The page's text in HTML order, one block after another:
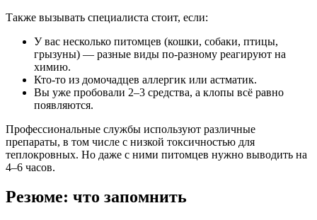
Также вызывать специалиста стоит, если:
У вас несколько питомцев (кошки, собаки, птицы,
грызуны) — разные виды по-разному реагируют на
химию.
Кто-то из домочадцев аллергик или астматик.
Вы уже пробовали 2–3 средства, а клопы всё равно
появляются.
Профессиональные службы используют различные
препараты, в том числе с низкой токсичностью для
теплокровных. Но даже с ними питомцев нужно выводить на
4–6 часов.
Резюме: что запомнить